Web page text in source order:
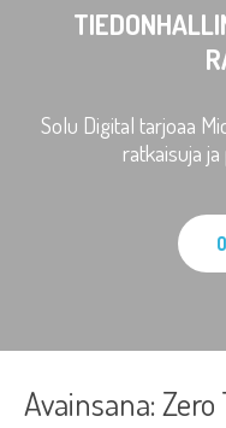
Solu Digital tarjoaa
ratkaisuja
Avainsana: Zero